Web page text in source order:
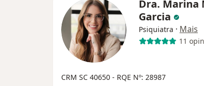
Dra. Marina
Garcia
Psiquiatra · Mais
11
CRM SC 40650 - RQE Nº: 28987